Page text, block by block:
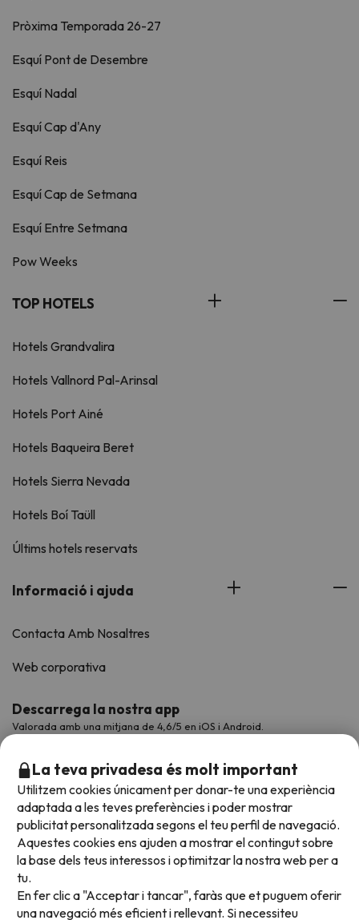
Pròxima Temporada 26-27
Esquí Pont de Desembre
Esquí Nadal
Esquí Cap d'Any
Esquí Reis
Esquí Cap de Setmana
Esquí Entre Setmana
Pow Weeks
TOP HOTELS
Hotels Grandvalira
Hotels Vallnord Pal-Arinsal
Hotels Port Ainé
Hotels Baqueira Beret
Hotels Sierra Nevada
Hotels Boí Taüll
Últims hotels reservats
Informació i ajuda
Contacta Amb Nosaltres
Web corporativa
Descarrega la nostra app
Valorada amb una mitjana de 4,6/5 en iOS i Android.
Acceptem
La teva privadesa és molt important
Utilitzem cookies únicament per donar-te una experiència
adaptada a les teves preferències i poder mostrar
publicitat personalitzada segons el teu perfil de navegació.
Aquestes cookies ens ajuden a mostrar el contingut sobre
la base dels teus interessos i optimitzar la nostra web per a
tu.
En fer clic a "Acceptar i tancar", faràs que et puguem oferir
una navegació més eficient i rellevant. Si necessiteu